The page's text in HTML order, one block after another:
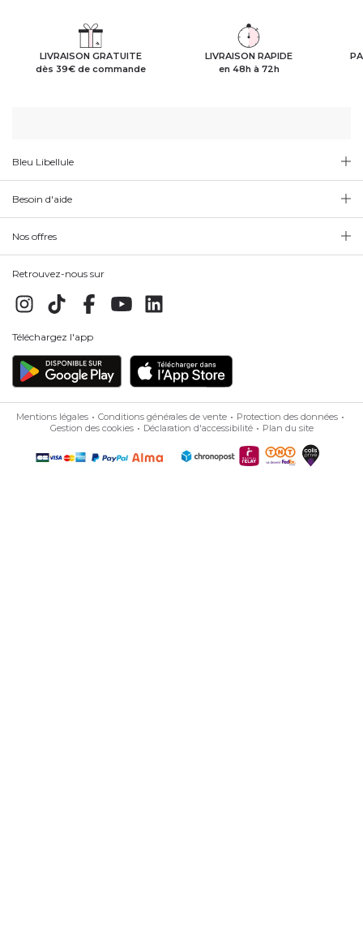
LIVRAISON GRATUITE
dès 39€ de commande
LIVRAISON RAPIDE
en 48h à 72h
Bleu Libellule
Besoin d'aide
Nos offres
Retrouvez-nous sur
Téléchargez l'app
Mentions légales Conditions générales de vente
Protection des données
Gestion des cookies
Déclaration d'accessibilité Plan du site